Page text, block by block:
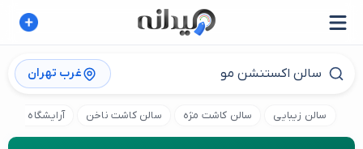
غرب تهران
سالن زیبایی سالن کاشت مژه سالن کاشت ناخن آرایشگاه کودک